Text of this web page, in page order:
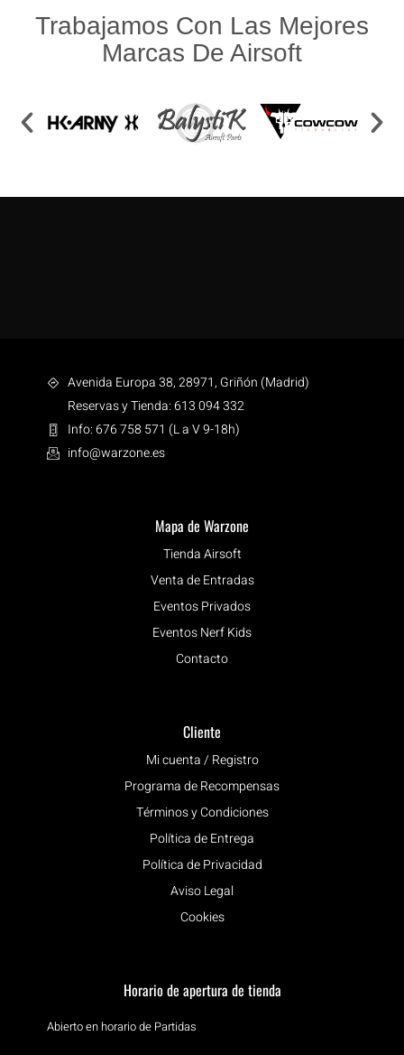
Trabajamos Con Las Mejores
Marcas De Airsoft
Avenida Europa 38, 28971, Griñón (Madrid)
Reservas y Tienda: 613 094 332
Info: 676 758 571 (L a V 9-18h)
info@warzone.es
Mapa de Warzone
Tienda Airsoft
Venta de Entradas
Eventos Privados
Eventos Nerf Kids
Contacto
Cliente
Mi cuenta / Registro
Programa de Recompensas
Términos y Condiciones
Política de Entrega
Política de Privacidad
Aviso Legal
Cookies
Horario de apertura de tienda
Abierto en horario de Partidas